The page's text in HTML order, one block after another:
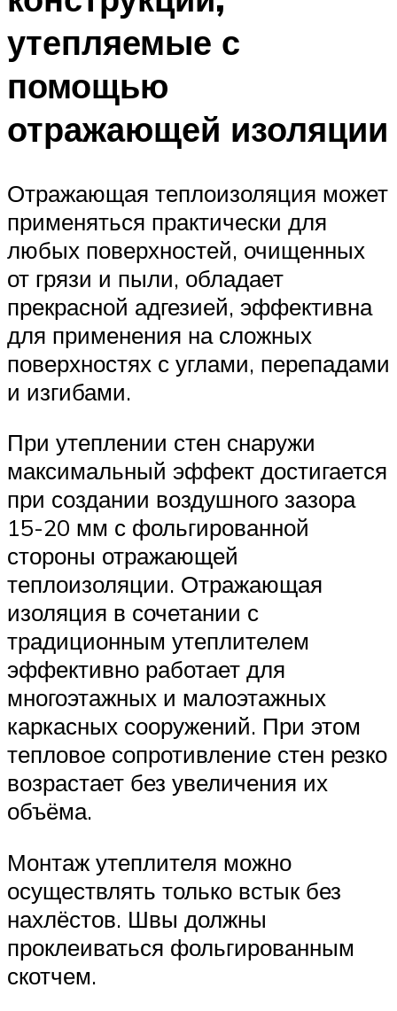
утепляемые с
помощью
отражающей изоляции
Отражающая теплоизоляция может
применяться практически для
любых поверхностей, очищенных
от грязи и пыли, обладает
прекрасной адгезией, эффективна
для применения на сложных
поверхностях с углами, перепадами
и изгибами.
При утеплении стен снаружи
максимальный эффект достигается
при создании воздушного зазора
15-20 мм с фольгированной
стороны отражающей
теплоизоляции. Отражающая
изоляция в сочетании с
традиционным утеплителем
эффективно работает для
многоэтажных и малоэтажных
каркасных сооружений. При этом
тепловое сопротивление стен резко
возрастает без увеличения их
объёма.
Монтаж утеплителя можно
осуществлять только встык без
нахлёстов. Швы должны
проклеиваться фольгированным
скотчем.